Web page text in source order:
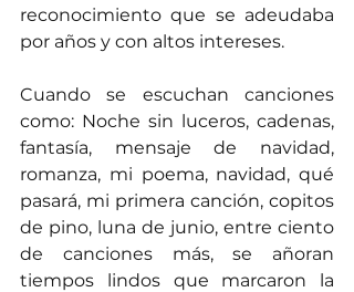
reconocimiento que se adeudaba
por años y con altos intereses.
Cuando se escuchan canciones
como: Noche sin luceros, cadenas,
fantasía, mensaje de navidad,
romanza, mi poema, navidad, qué
pasará, mi primera canción, copitos
de pino, luna de junio, entre ciento
de canciones más, se añoran
tiempos lindos que marcaron la